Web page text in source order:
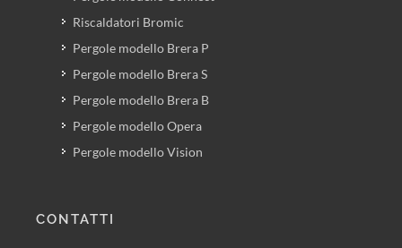
Riscaldatori Bromic
Pergole modello Brera P
Pergole modello Brera S
Pergole modello Brera B
Pergole modello Opera
Pergole modello Vision
CONTATTI